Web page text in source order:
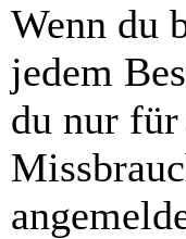
Wenn du
jedem
du nur